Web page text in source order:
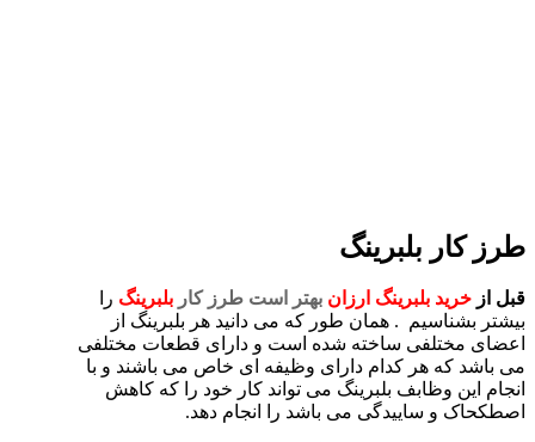
طرز کار بلبرینگ
قبل از خرید بلبرینگ ارزان بهتر است طرز کار بلبرینگ را
بیشتر بشناسیم . همان طور که می دانید هر بلبرینگ از
اعضای مختلفی ساخته شده است و دارای قطعات مختلفی
می باشد که هر کدام دارای وظیفه ای خاص می باشند و با
انجام این وظابف بلبرینگ می تواند کار خود را که کاهش
اصطکحاک و ساییدگی می باشد را انجام دهد.